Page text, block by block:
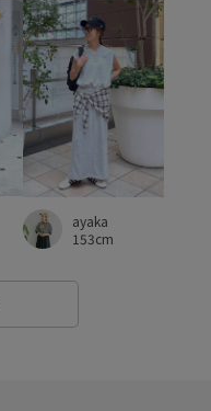
ayaka
153cm